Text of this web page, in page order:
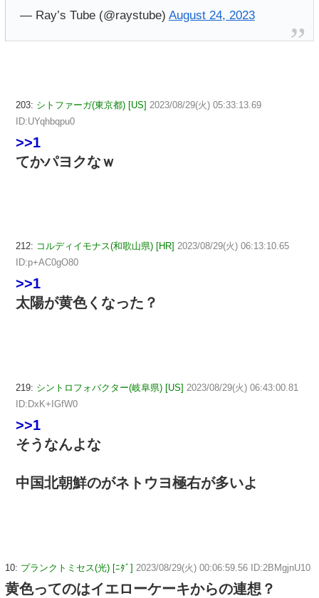
— Ray’s Tube (@raystube) August 24, 2023
203: シトファーガ(東京都) [US] 2023/08/29(火) 05:33:13.69
ID:UYqhbqpu0
>>1
てかパヨクなｗ
212: コルディイモナス(和歌山県) [HR] 2023/08/29(火) 06:13:10.65
ID:p+AC0gO80
>>1
太陽が黄色くなった？
219: シントロフォバクター(岐阜県) [US] 2023/08/29(火) 06:43:00.81
ID:DxK+IGfW0
>>1
そうなんよな
中国北朝鮮のがネトウヨ極右が多いよ
10: プランクトミセス(光) [ﾆﾀﾞ] 2023/08/29(火) 00:06:59.56 ID:2BMgjnU10
黄色ってのはイエローケーキからの連想？